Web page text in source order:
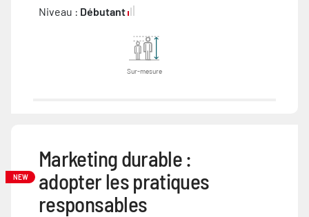
Niveau : Débutant
Sur-mesure
NEW
Marketing durable :
adopter les pratiques
responsables